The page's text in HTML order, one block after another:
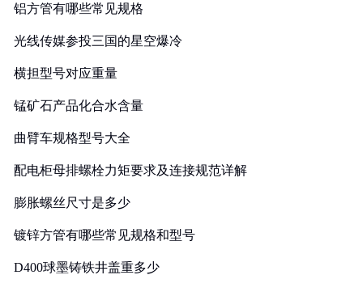
铝方管有哪些常见规格
光线传媒参投三国的星空爆冷
横担型号对应重量
锰矿石产品化合水含量
曲臂车规格型号大全
配电柜母排螺栓力矩要求及连接规范详解
膨胀螺丝尺寸是多少
镀锌方管有哪些常见规格和型号
D400球墨铸铁井盖重多少